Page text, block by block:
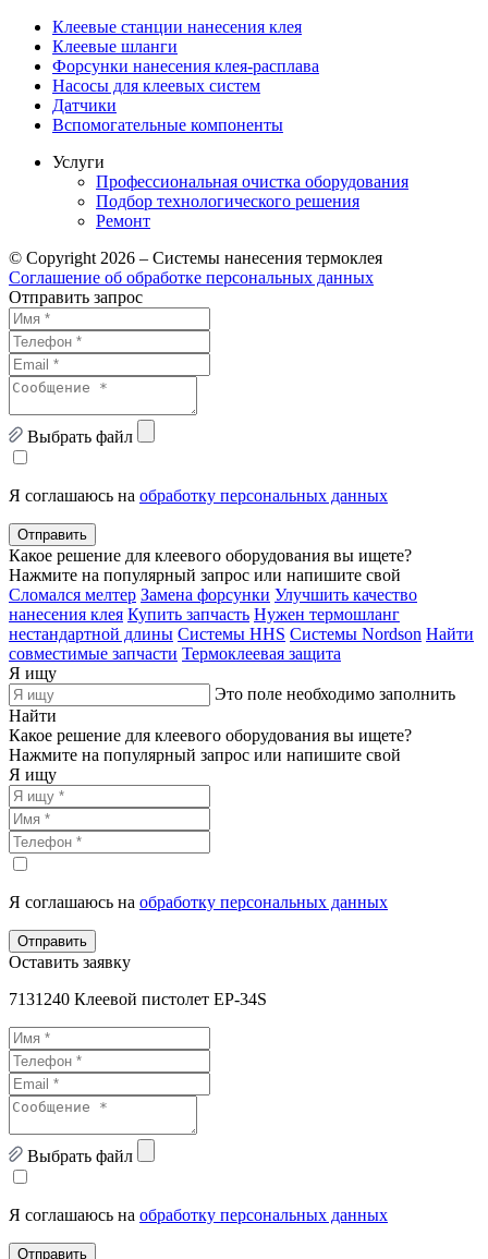
Клеевые станции нанесения клея
Клеевые шланги
Форсунки нанесения клея-расплава
Насосы для клеевых систем
Датчики
Вспомогательные компоненты
Услуги
Профессиональная очистка оборудования
Подбор технологического решения
Ремонт
© Copyright 2026 – Системы нанесения термоклея
Соглашение об обработке персональных данных
Отправить запрос
Выбрать файл
Я соглашаюсь на обработку персональных данных
Отправить
Какое решение для клеевого оборудования вы ищете?
Нажмите на популярный запрос или напишите свой
Сломался мелтер Замена форсунки Улучшить качество
нанесения клея Купить запчасть Нужен термошланг
нестандартной длины Системы HHS Системы Nordson Найти
совместимые запчасти Термоклеевая защита
Я ищу
Это поле необходимо заполнить
Найти
Какое решение для клеевого оборудования вы ищете?
Нажмите на популярный запрос или напишите свой
Я ищу
Я соглашаюсь на обработку персональных данных
Отправить
Оставить заявку
7131240 Клеевой пистолет EP-34S
Выбрать файл
Я соглашаюсь на обработку персональных данных
Отправить